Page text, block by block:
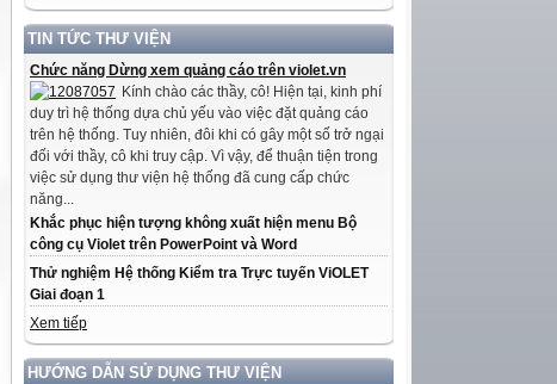
TIN TỨC THƯ VIỆN
Chức năng Dừng xem quảng cáo trên violet.vn
Kính chào các thầy, cô! Hiện tại, kinh phí
duy trì hệ thống dựa chủ yếu vào việc đặt quảng cáo
trên hệ thống. Tuy nhiên, đôi khi có gây một số trở ngại
đối với thầy, cô khi truy cập. Vì vậy, để thuận tiện trong
việc sử dụng thư viện hệ thống đã cung cấp chức
năng...
Khắc phục hiện tượng không xuất hiện menu Bộ
công cụ Violet trên PowerPoint và Word
Thử nghiệm Hệ thống Kiểm tra Trực tuyến ViOLET
Giai đoạn 1
Xem tiếp
HƯỚNG DẪN SỬ DỤNG THƯ VIỆN